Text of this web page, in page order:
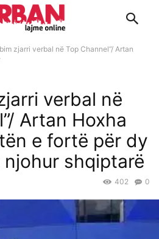
zjarri verbal në Top Channel”/ Artan
verbal në
Artan Hoxha
e fortë për dy
shqiptarë
0
402